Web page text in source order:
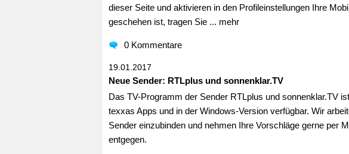
dieser Seite und aktivieren in den Profileinstellungen Ihre
geschehen ist, tragen Sie ... mehr
0 Kommentare
19.01.2017
Neue Sender: RTLplus und sonnenklar.TV
Das TV-Programm der Sender RTLplus und sonnenklar.TV
texxas Apps und in der Windows-Version verfügbar. Wir
Sender einzubinden und nehmen Ihre Vorschläge gerne per
entgegen.